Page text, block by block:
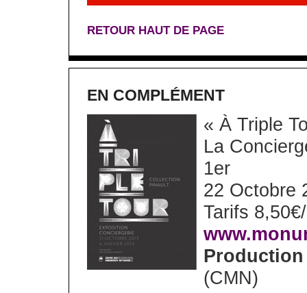
RETOUR HAUT DE PAGE
EN COMPLÉMENT
« À Triple
La
1er
22 Octobre
Tarifs
Production
(CMN)